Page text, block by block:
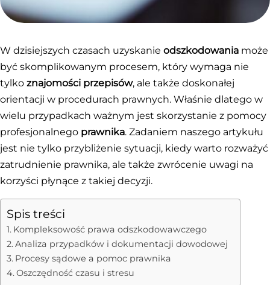
W dzisiejszych czasach uzyskanie odszkodowania może
być skomplikowanym procesem, który wymaga nie
tylko znajomości przepisów, ale także doskonałej
orientacji w procedurach prawnych. Właśnie dlatego w
wielu przypadkach ważnym jest skorzystanie z pomocy
profesjonalnego prawnika. Zadaniem naszego artykułu
jest nie tylko przybliżenie sytuacji, kiedy warto rozważyć
zatrudnienie prawnika, ale także zwrócenie uwagi na
korzyści płynące z takiej decyzji.
Spis treści
Kompleksowość prawa odszkodowawczego
Analiza przypadków i dokumentacji dowodowej
Procesy sądowe a pomoc prawnika
Oszczędność czasu i stresu